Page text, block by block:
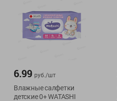
6.99 руб./шт
Влажные салфетки
детские 0+ WATASHI